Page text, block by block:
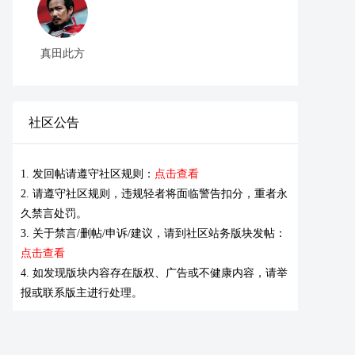
真田此方
社区公告
1. 发回帖请遵守社区规则： 点击查看
2. 请遵守社区规则，违规轻者将面临警告扣分，重者永
久禁言处罚。
3. 关于禁言/删帖/申诉/建议，请到社区站务版块发帖：
点击查看
4. 如发现版块内容存在版权、广告或不健康内容，请举
报或联系版主进行处理。